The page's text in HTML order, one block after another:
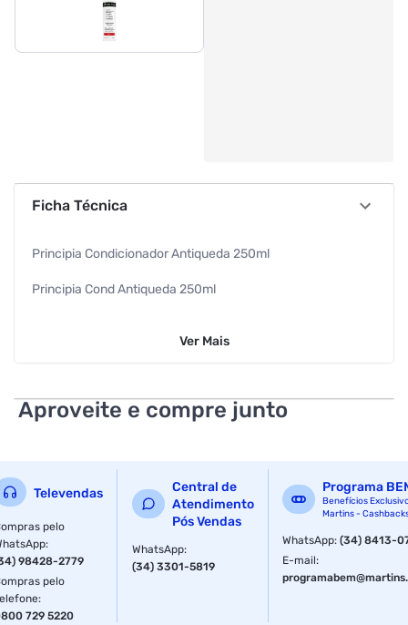
Ficha Técnica
Principia Condicionador Antiqueda 250ml
Principia Cond Antiqueda 250ml
Aq-01
Ver Mais
Aproveite e compre junto
Televendas
pelo
:
98428-2779
pelo
:
729 5220
Central de
Atendimento
Pós Vendas
WhatsApp:
(34) 3301-5819
Programa
Benefícios
Martins -
WhatsApp:(34) 8413-
E-mail: